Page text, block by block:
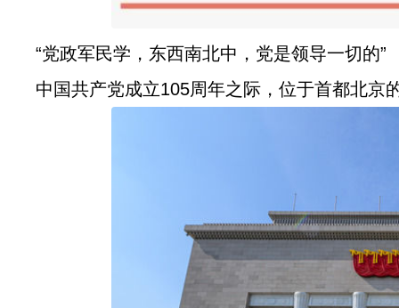
“党政军民学，东西南北中，党是领导一切的”
中国共产党成立105周年之际，位于首都北京